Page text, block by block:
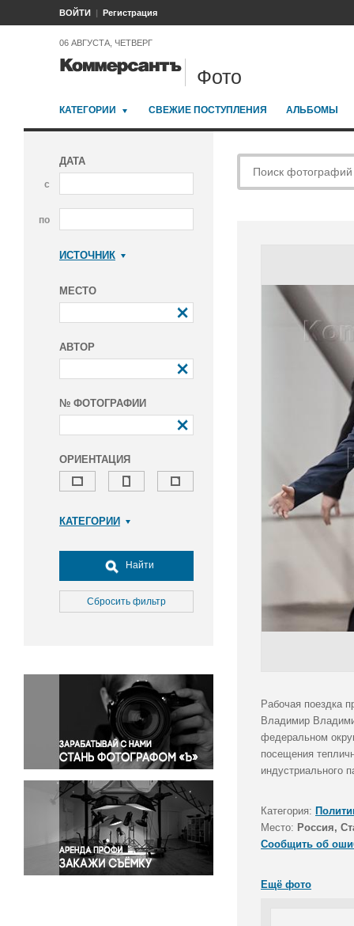
ВОЙТИ Регистрация
06 АВГУСТА, ЧЕТВЕРГ
Фото
КАТЕГОРИИ СВЕЖИЕ ПОСТУПЛЕНИЯ АЛЬБОМЫ
ДАТА
с
по
ИСТОЧНИК
МЕСТО
АВТОР
№ ФОТОГРАФИИ
ОРИЕНТАЦИЯ
КАТЕГОРИИ
Досуг, туризм и отдых
Культура
Медицина
Окружающая среда
Политика
Правосудие
Происшествия и конфликты
Религия
Светская жизнь
Спорт
Экология
Экономика и бизнес
Найти
Сбросить фильтр
Рабочая поездка
Владимир
федеральном
посещения
индустриального
Категория:
Место: Россия,
Сообщить об
Ещё фото